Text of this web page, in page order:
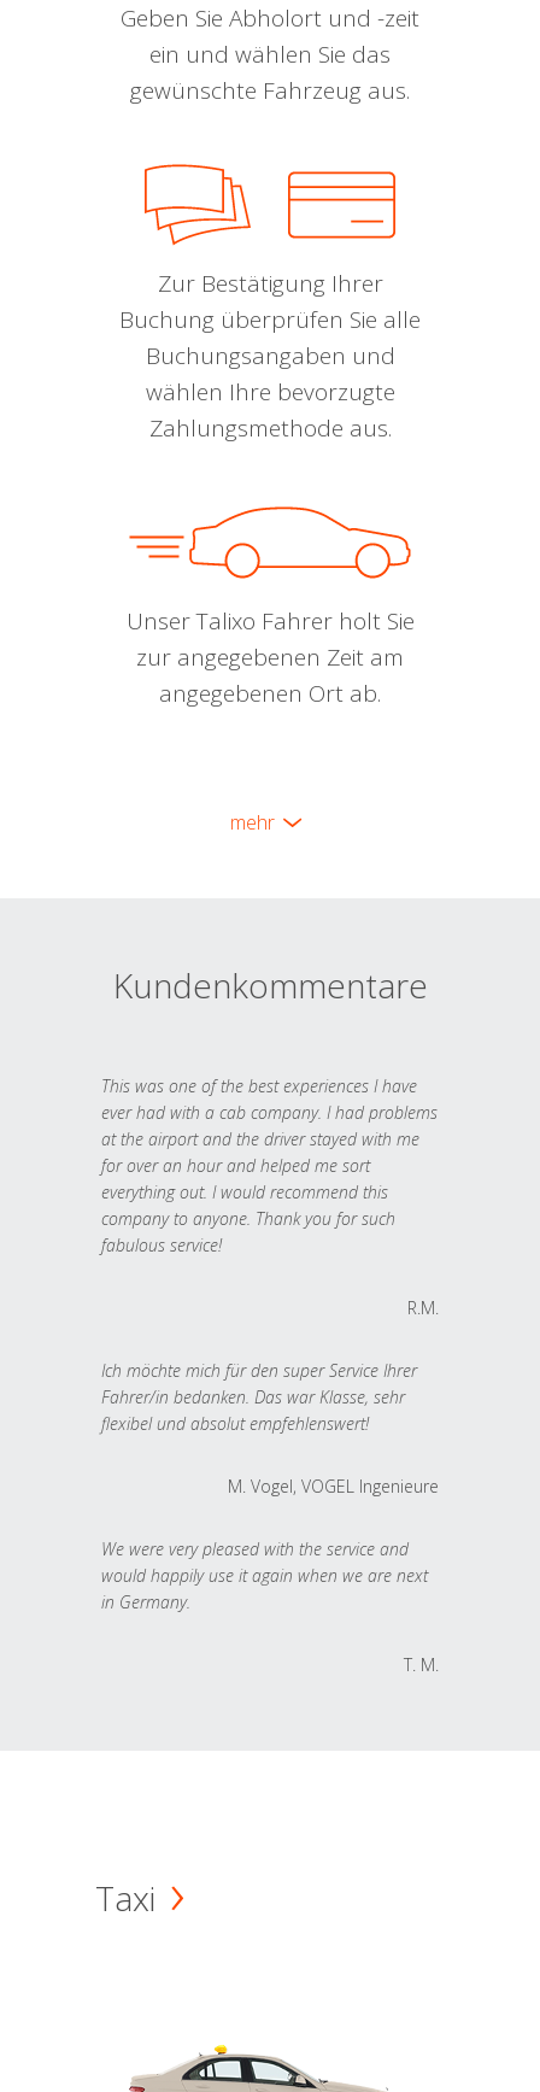
Geben Sie Abholort und -zeit
ein und wählen Sie das
gewünschte Fahrzeug aus.
Zur Bestätigung Ihrer
Buchung überprüfen Sie alle
Buchungsangaben und
wählen Ihre bevorzugte
Zahlungsmethode aus.
Unser Talixo Fahrer holt Sie
zur angegebenen Zeit am
angegebenen Ort ab.
mehr
Kundenkommentare
This was one of the best experiences I have
ever had with a cab company. I had problems
at the airport and the driver stayed with me
for over an hour and helped me sort
everything out. I would recommend this
company to anyone. Thank you for such
fabulous service!
R.M.
Ich möchte mich für den super Service Ihrer
Fahrer/in bedanken. Das war Klasse, sehr
flexibel und absolut empfehlenswert!
M. Vogel, VOGEL Ingenieure
We were very pleased with the service and
would happily use it again when we are next
in Germany.
T. M.
Taxi